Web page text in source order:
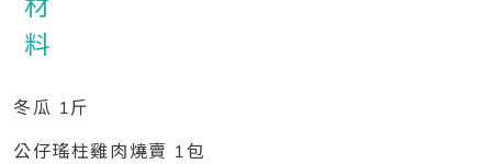
冬瓜 1斤
公仔瑤柱雞肉燒賣 1包